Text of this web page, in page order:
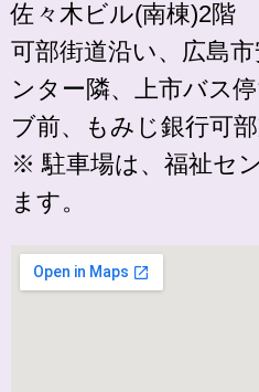
佐々木ビル(南棟)2階
可部街道沿い、広島
ンター隣、上市バス
ブ前、もみじ銀行可
※ 駐車場は、福祉セ
ます。